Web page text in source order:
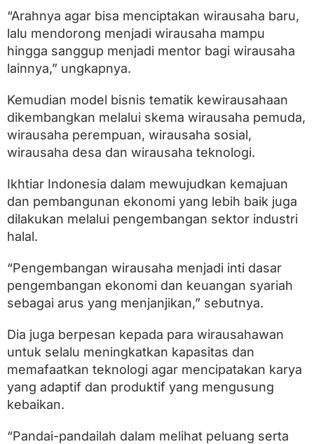
“Arahnya agar bisa menciptakan wirausaha baru,
lalu mendorong menjadi wirausaha mampu
hingga sanggup menjadi mentor bagi wirausaha
lainnya,” ungkapnya.
Kemudian model bisnis tematik kewirausahaan
dikembangkan melalui skema wirausaha pemuda,
wirausaha perempuan, wirausaha sosial,
wirausaha desa dan wirausaha teknologi.
Ikhtiar Indonesia dalam mewujudkan kemajuan
dan pembangunan ekonomi yang lebih baik juga
dilakukan melalui pengembangan sektor industri
halal.
“Pengembangan wirausaha menjadi inti dasar
pengembangan ekonomi dan keuangan syariah
sebagai arus yang menjanjikan,” sebutnya.
Dia juga berpesan kepada para wirausahawan
untuk selalu meningkatkan kapasitas dan
memafaatkan teknologi agar mencipatakan karya
yang adaptif dan produktif yang mengusung
kebaikan.
“Pandai-pandailah dalam melihat peluang serta